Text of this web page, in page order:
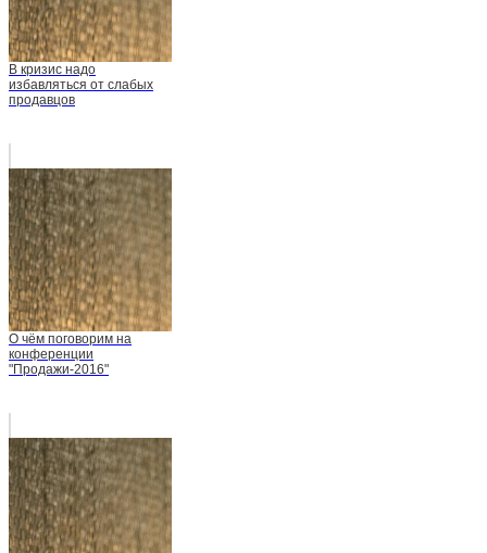
В кризис надо
избавляться от слабых
продавцов
О чём поговорим на
конференции
"Продажи-2016"